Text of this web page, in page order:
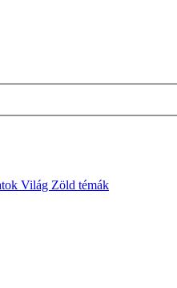
Világ Zöld témák